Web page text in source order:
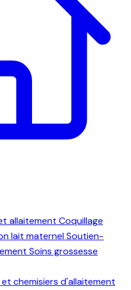
allaitement Coquillage
lait maternelSoutien-
Soins grossesse
et chemisiers d'allaitement